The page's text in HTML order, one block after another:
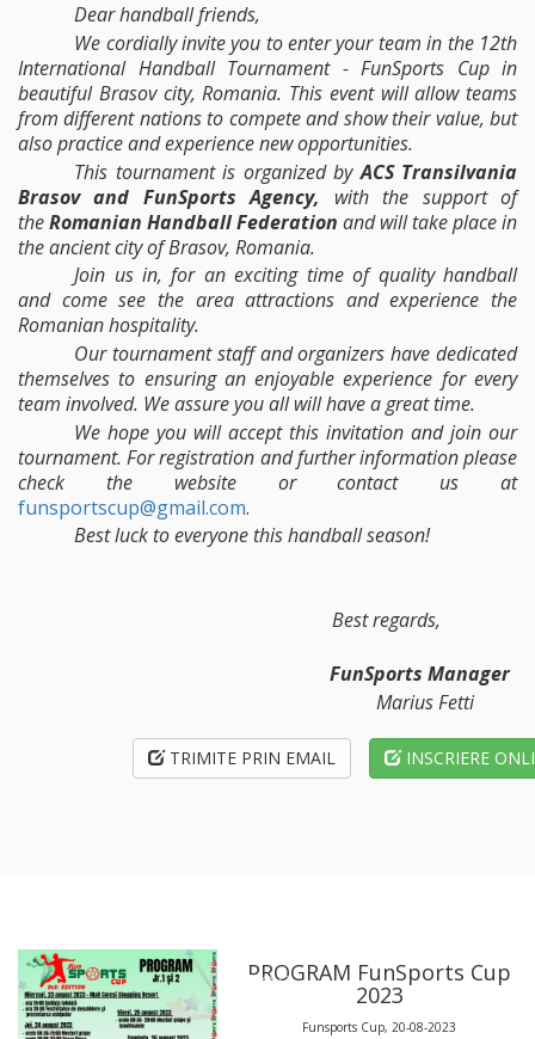
Dear handball friends,
We cordially invite you to enter your team in the 12th
International Handball Tournament - FunSports Cup in
beautiful Brasov city, Romania. This event will allow teams
from different nations to compete and show their value, but
also practice and experience new opportunities.
This tournament is organized byACS Transilvania
Brasov and FunSports Agency, with the support of
theRomanian Handball Federation and will take place in
the ancient city of Brasov, Romania.
Join us in, for an exciting time of quality handball
and come see the area attractions and experience the
Romanian hospitality.
Our tournament staff and organizers have dedicated
themselves to ensuring an enjoyable experience for every
team involved. We assure you all will have a great time.
We hope you will accept this invitation and join our
tournament. For registration and further information please
check the website or contact us at
funsportscup@gmail.com.
Best luck to everyone this handball season!
Best regards,
FunSports Manager
Marius Fetti
INSCRIERE
TRIMITE PRIN EMAIL
Cup Cupa FunSports
Funsports Cup, 07-01-2022